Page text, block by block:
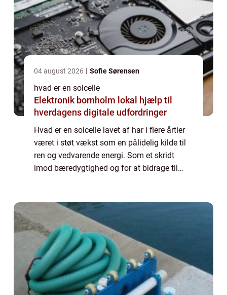
04 august 2026 Sofie Sørensen
hvad er en solcelle
Elektronik bornholm lokal hjælp til
hverdagens digitale udfordringer
Hvad er en solcelle lavet af har i flere årtier
været i støt vækst som en pålidelig kilde til
ren og vedvarende energi. Som et skridt
imod bæredygtighed og for at bidrage til